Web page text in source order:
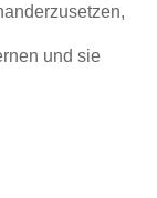
und sie